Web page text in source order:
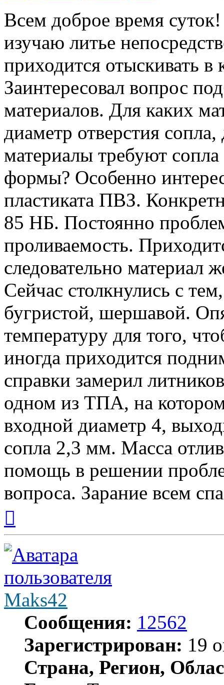
Всем доброе время
изучаю литье
приходится отыскивать в
Заинтересовал вопрос
материалов. Для каких
диаметр отверстия
материалы требуют
формы? Особенно
пластиката ПВЗ.
85 НБ. Постоянно
проливаемость.
следовательно материал
Сейчас столкнулись с
бугристой, шершавой.
температуру для того,
иногда приходится
справки замерил
одном из ТПА, на
входной диаметр 4,
сопла 2,3 мм. Масса
помощь в решении
вопроса. Зарание всем
началу
Maks42
Сообщения: 12562
Зарегистрирован: 19
Страна, Регион,